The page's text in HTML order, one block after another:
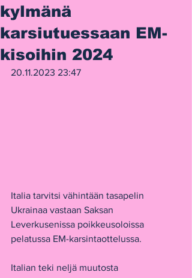
kylmänä
karsiutuessaan EM-
kisoihin 2024
20.11.2023 23:47
Italia tarvitsi vähintään tasapelin
Ukrainaa vastaan Saksan
Leverkusenissa poikkeusoloissa
pelatussa EM-karsintaottelussa.
Italian teki neljä muutosta